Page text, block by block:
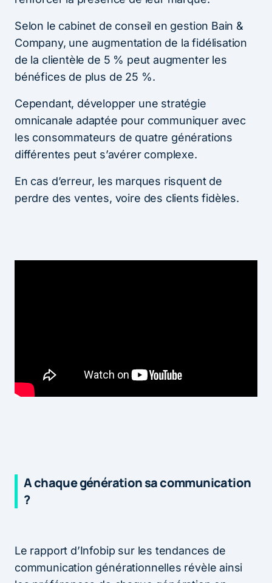
Selon le cabinet de conseil en gestion Bain &
Company, une augmentation de la fidélisation
de la clientèle de 5 % peut augmenter les
bénéfices de plus de 25 %.
Cependant, développer une stratégie
omnicanale adaptée pour communiquer avec
les consommateurs de quatre générations
différentes peut s’avérer complexe.
En cas d’erreur, les marques risquent de
perdre des ventes, voire des clients fidèles.
A chaque génération sa communication
?
Le rapport d’Infobip sur les tendances de
communication générationnelles révèle ainsi